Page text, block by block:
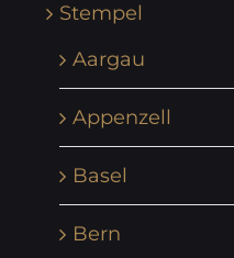
Stempel
Aargau
Appenzell
Basel
Bern